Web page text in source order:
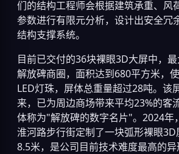
们的结构工程师会根据建筑承重、风
参数进行有限元分析，设计出安全冗
结构支撑系统。
目前已交付的36块裸眼3D大屏中，
解放碑商圈，面积达到680平方米，
LED灯珠，屏体总重量超过28吨。该
来，已为周边商场带来平均23%的客
体称为"解放碑的数字名片"。2024年
淮河路步行街定制了一块弧形裸眼
8.5米，是公司目前技术难度最高的异